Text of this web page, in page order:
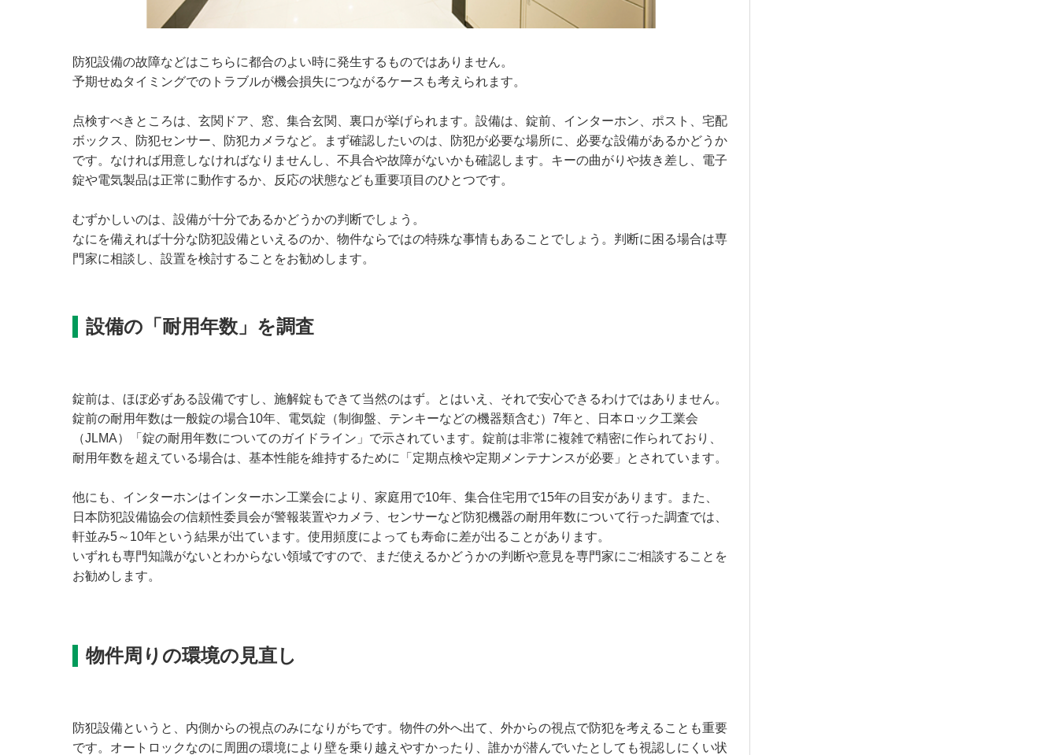
防犯設備の故障などはこちらに都合のよい時に発生するものではありません。
予期せぬタイミングでのトラブルが機会損失につながるケースも考えられます。
点検すべきところは、玄関ドア、窓、集合玄関、裏口が挙げられます。設備は、錠前、インターホン、ポスト、宅配
ボックス、防犯センサー、防犯カメラなど。まず確認したいのは、防犯が必要な場所に、必要な設備があるかどうか
です。なければ用意しなければなりませんし、不具合や故障がないかも確認します。キーの曲がりや抜き差し、電子
錠や電気製品は正常に動作するか、反応の状態なども重要項目のひとつです。
むずかしいのは、設備が十分であるかどうかの判断でしょう。
なにを備えれば十分な防犯設備といえるのか、物件ならではの特殊な事情もあることでしょう。判断に困る場合は専
門家に相談し、設置を検討することをお勧めします。
設備の「耐用年数」を調査
錠前は、ほぼ必ずある設備ですし、施解錠もできて当然のはず。とはいえ、それで安心できるわけではありません。
錠前の耐用年数は一般錠の場合10年、電気錠（制御盤、テンキーなどの機器類含む）7年と、日本ロック工業会
（JLMA）「錠の耐用年数についてのガイドライン」で示されています。錠前は非常に複雑で精密に作られており、
耐用年数を超えている場合は、基本性能を維持するために「定期点検や定期メンテナンスが必要」とされています。
他にも、インターホンはインターホン工業会により、家庭用で10年、集合住宅用で15年の目安があります。また、
日本防犯設備協会の信頼性委員会が警報装置やカメラ、センサーなど防犯機器の耐用年数について行った調査では、
軒並み5～10年という結果が出ています。使用頻度によっても寿命に差が出ることがあります。
いずれも専門知識がないとわからない領域ですので、まだ使えるかどうかの判断や意見を専門家にご相談することを
お勧めします。
物件周りの環境の見直し
防犯設備というと、内側からの視点のみになりがちです。物件の外へ出て、外からの視点で防犯を考えることも重要
です。オートロックなのに周囲の環境により壁を乗り越えやすかったり、誰かが潜んでいたとしても視認しにくい状